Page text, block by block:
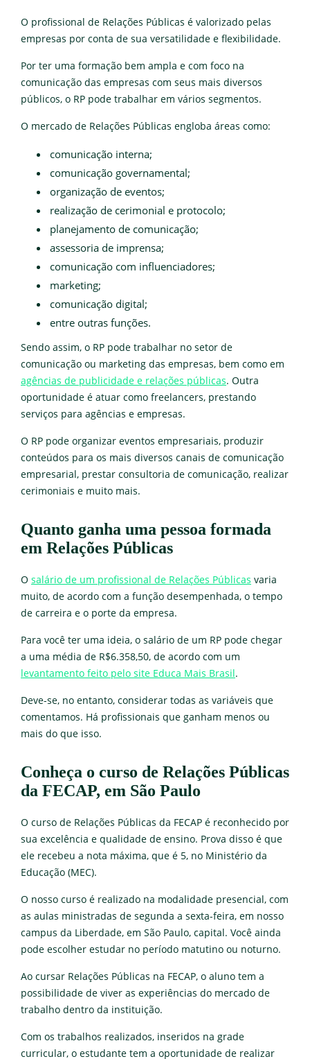
O profissional de Relações Públicas é valorizado pelas
empresas por conta de sua versatilidade e flexibilidade.
Por ter uma formação bem ampla e com foco na
comunicação das empresas com seus mais diversos
públicos, o RP pode trabalhar em vários segmentos.
O mercado de Relações Públicas engloba áreas como:
comunicação interna;
comunicação governamental;
organização de eventos;
realização de cerimonial e protocolo;
planejamento de comunicação;
assessoria de imprensa;
comunicação com influenciadores;
marketing;
comunicação digital;
entre outras funções.
Sendo assim, o RP pode trabalhar no setor de
comunicação ou marketing das empresas, bem como em
agências de publicidade e relações públicas. Outra
oportunidade é atuar como freelancers, prestando
serviços para agências e empresas.
O RP pode organizar eventos empresariais, produzir
conteúdos para os mais diversos canais de comunicação
empresarial, prestar consultoria de comunicação, realizar
cerimoniais e muito mais.
Quanto ganha uma pessoa formada
em Relações Públicas
O salário de um profissional de Relações Públicas varia
muito, de acordo com a função desempenhada, o tempo
de carreira e o porte da empresa.
Para você ter uma ideia, o salário de um RP pode chegar
a uma média de R$6.358,50, de acordo com um
levantamento feito pelo site Educa Mais Brasil.
Deve-se, no entanto, considerar todas as variáveis que
comentamos. Há profissionais que ganham menos ou
mais do que isso.
Conheça o curso de Relações Públicas
da FECAP, em São Paulo
O curso de Relações Públicas da FECAP é reconhecido por
sua excelência e qualidade de ensino. Prova disso é que
ele recebeu a nota máxima, que é 5, no Ministério da
Educação (MEC).
O nosso curso é realizado na modalidade presencial, com
as aulas ministradas de segunda a sexta-feira, em nosso
campus da Liberdade, em São Paulo, capital. Você ainda
pode escolher estudar no período matutino ou noturno.
Ao cursar Relações Públicas na FECAP, o aluno tem a
possibilidade de viver as experiências do mercado de
trabalho dentro da instituição.
Com os trabalhos realizados, inseridos na grade
curricular, o estudante tem a oportunidade de realizar